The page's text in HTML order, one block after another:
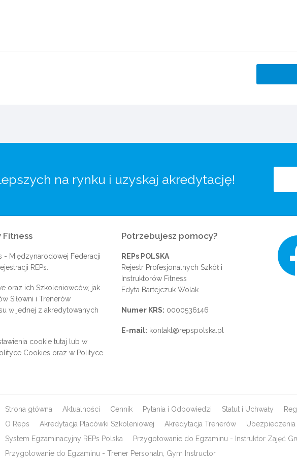
na rynku i uzyskaj akredytację!
Fitness
- Międzynarodowej Federacji
REPs.
oraz ich Szkoleniowców, jak
Siłowni i Trenerów
w jednej z akredytowanych
cookie tutaj lub w
Cookies oraz w Polityce
Potrzebujesz pomocy?
REPs POLSKA
Rejestr Profesjonalnych Szkół i
Instruktorów Fitness
Edyta Bartejczuk Wolak
Numer KRS: 0000536146
E-mail: kontakt@repspolska.pl
Strona główna Aktualności Cennik Pytania i Odpowiedzi Statut i Uchwały
O Reps
Akredytacja Placówki Szkoleniowej Akredytacja Trenerów
Ubezpieczenia
System Egzaminacyjny REPs Polska
Przygotowanie do Egzaminu - Instruktor Zajęć
Przygotowanie do Egzaminu - Trener Personaln, Gym Instructor